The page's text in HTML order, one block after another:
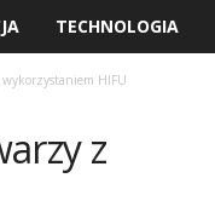
TECHNOLOGIA
HIFU
z